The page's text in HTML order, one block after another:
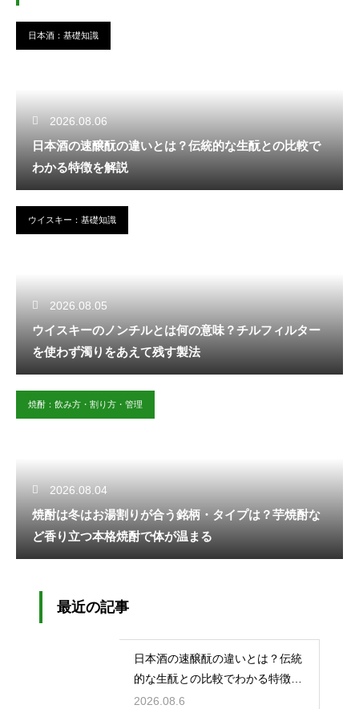
日本酒：基礎知識
2026.08.06
日本酒の速醸酛の違いとは？伝統的な生酛との比較で
わかる特徴を解説
ウイスキー：基礎知識
2026.08.05
ウイスキーのノンチルとは何の意味？チルフィルター
を使わず濁りをあえて残す製法
焼酎：飲み方・割り方・管理
2026.08.04
焼酎は冬はお湯割りが合う銘柄・タイプは？芋焼酎な
ど香り立つ本格焼酎で体が温まる
最近の記事
日本酒の速醸酛の違いとは？伝統
的な生酛との比較でわかる特徴を
解説
2026.08.6